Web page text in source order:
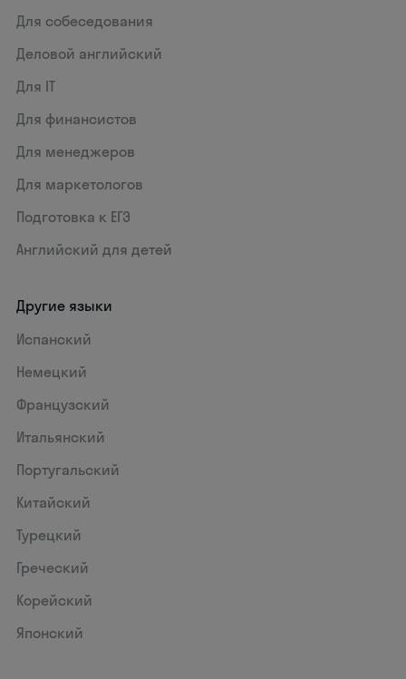
Для собеседования
Деловой английский
Для IT
Для финансистов
Для менеджеров
Для маркетологов
Подготовка к ЕГЭ
Английский для детей
Другие языки
Испанский
Немецкий
Французский
Итальянский
Португальский
Китайский
Турецкий
Греческий
Корейский
Японский